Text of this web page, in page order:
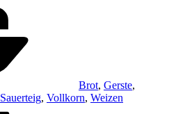
Brot, Gerste,
Sauerteig, Vollkorn, Weizen